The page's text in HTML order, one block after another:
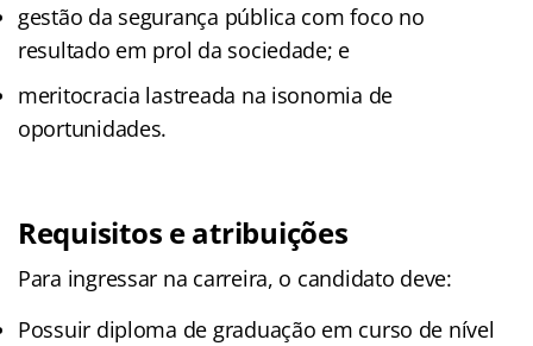
gestão da segurança pública com foco no
resultado em prol da sociedade; e
meritocracia lastreada na isonomia de
oportunidades.
Requisitos e atribuições
Para ingressar na carreira, o candidato deve:
Possuir diploma de graduação em curso de nível